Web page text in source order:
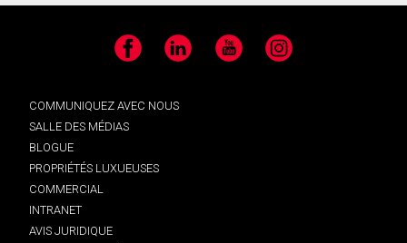
Facebook LinkedIn YouTube Instagram
COMMUNIQUEZ AVEC NOUS
SALLE DES MÉDIAS
BLOGUE
PROPRIÉTÉS LUXUEUSES
COMMERCIAL
INTRANET
AVIS JURIDIQUE